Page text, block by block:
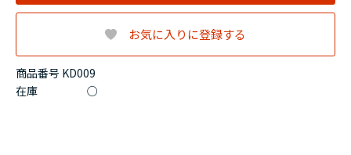
商品番号 KD009
在庫 ○
お気に入りに登録する